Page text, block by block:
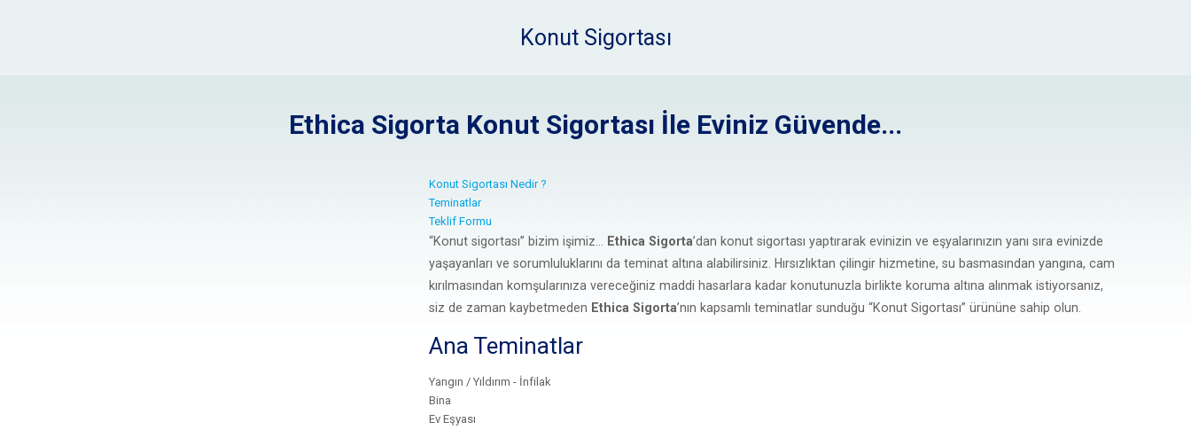
Konut Sigortası
Ethica Sigorta Konut Sigortası İle Eviniz Güvende...
Konut Sigortası Nedir ?
Teminatlar
Teklif Formu
“Konut sigortası” bizim işimiz... Ethica Sigorta’dan konut sigortası yaptırarak evinizin ve eşyalarınızın yanı sıra evinizde
yaşayanları ve sorumluluklarını da teminat altına alabilirsiniz. Hırsızlıktan çilingir hizmetine, su basmasından yangına, cam
kırılmasından komşularınıza vereceğiniz maddi hasarlara kadar konutunuzla birlikte koruma altına alınmak istiyorsanız,
siz de zaman kaybetmeden Ethica Sigorta’nın kapsamlı teminatlar sunduğu “Konut Sigortası” ürününe sahip olun.
Ana Teminatlar
Yangın / Yıldırım - İnfilak
Bina
Ev Eşyası